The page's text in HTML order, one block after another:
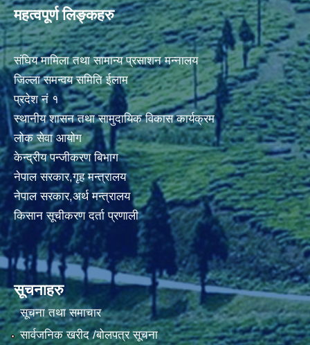
महत्वपूर्ण लिङ्कहरु
संघिय मामिला तथा सामान्य प्रसाशन मन्नालय
जिल्ला समन्वय समिति ईलाम
प्रदेश नं १
स्थानीय शासन तथा सामुदायिक विकास कार्यक्रम
लोक सेवा आयोग
केन्द्रीय पन्जीकरण बिभाग
नेपाल सरकार,गृह मन्त्रालय
नेपाल सरकार,अर्थ मन्त्रालय
किसान सूचीकरण दर्ता प्रणाली
सूचनाहरु
सूचना तथा समाचार
सार्वजनिक खरीद /बोलपत्र सूचना